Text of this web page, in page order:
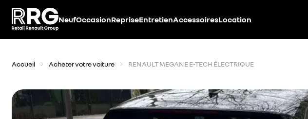
NeufOccasionRepriseEntretienAccessoiresLocation
Accueil Acheter votre voiture RENAULT MEGANE E-TECH ÉLECTRIQUE